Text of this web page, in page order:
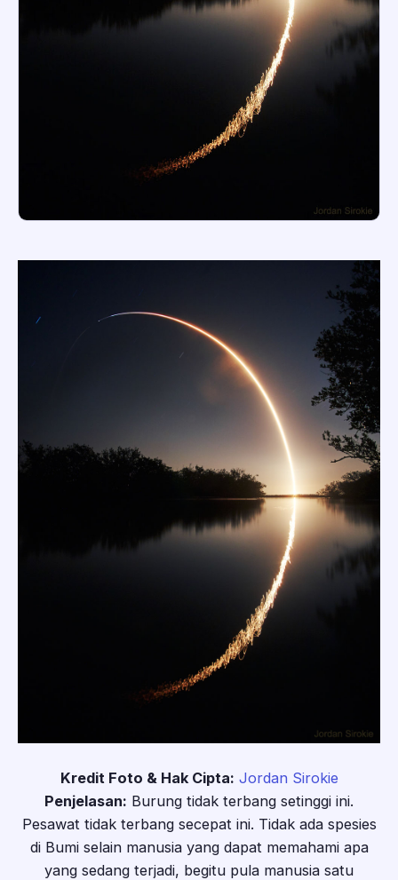
Kredit Foto & Hak Cipta: Jordan Sirokie
Penjelasan: Burung tidak terbang setinggi ini.
Pesawat tidak terbang secepat ini. Tidak ada spesies
di Bumi selain manusia yang dapat memahami apa
yang sedang terjadi, begitu pula manusia satu